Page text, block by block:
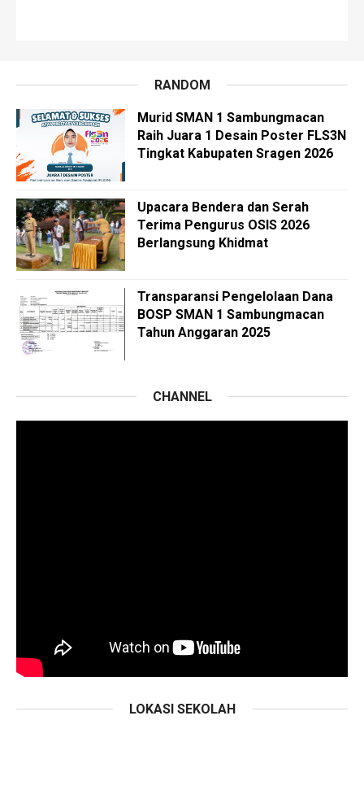
RANDOM
Murid SMAN 1 Sambungmacan
Raih Juara 1 Desain Poster FLS3N
Tingkat Kabupaten Sragen 2026
Upacara Bendera dan Serah
Terima Pengurus OSIS 2026
Berlangsung Khidmat
Transparansi Pengelolaan Dana
BOSP SMAN 1 Sambungmacan
Tahun Anggaran 2025
CHANNEL
LOKASI SEKOLAH